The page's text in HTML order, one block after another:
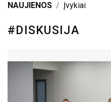
NAUJIENOS Įvykiai
#DISKUSIJA